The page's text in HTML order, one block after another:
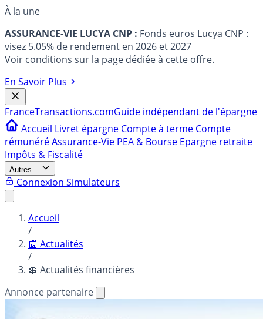
À la une
ASSURANCE-VIE LUCYA CNP : Fonds euros Lucya CNP :
visez 5.05% de rendement en 2026 et 2027
Voir conditions sur la page dédiée à cette offre.
En Savoir Plus
FranceTransactions.comGuide indépendant de l'épargne
Accueil Livret épargne Compte à terme Compte
rémunéréAssurance-Vie PEA & Bourse Epargne retraite
Impôts & Fiscalité
Autres...
Connexion Simulateurs
Accueil
/
📰 Actualités
/
💲 Actualités financières
Annonce partenaire